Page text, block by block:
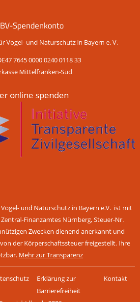
Spendenkonto
Vogel- und Naturschutz in Bayern e. V.
7645 0000 0240 0118 33
Mittelfranken-Süd
online spenden
und Naturschutz in Bayern e.V. ist mit
Finanzamtes Nürnberg, Steuer-Nr.
Zwecken dienend anerkannt und
von der Körperschaftssteuer freigestellt. Ihre
Mehr zur Transparenz
Erklärung zur
Barrierefreiheit
Kontakt